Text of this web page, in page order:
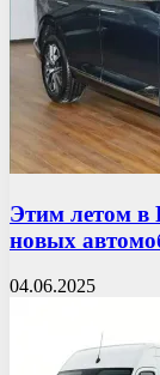
Этим летом в
новых
04.06.2025